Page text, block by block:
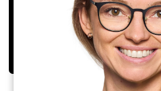
B2B ONLINE MARKETING
LINKEDIN ŽEBŘÍČKY
SOCIAL